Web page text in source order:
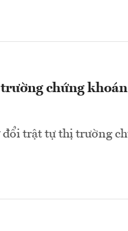
chứng
đổi trật tự thị trường